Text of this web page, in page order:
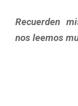
Recuerden
nos leemos